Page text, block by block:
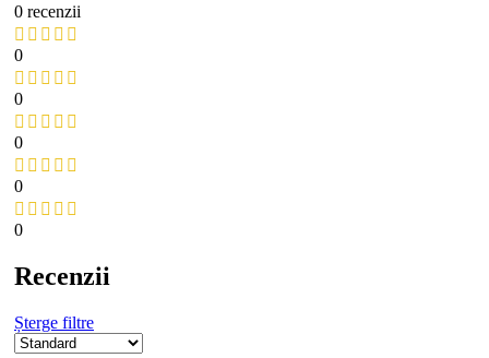
0 recenzii
0
0
0
0
0
Recenzii
Șterge filtre